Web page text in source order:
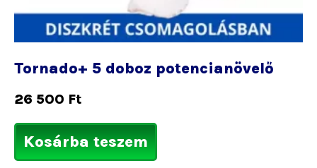
Tornado+ 5 doboz potencianövelő
26 500 Ft
Kosárba teszem